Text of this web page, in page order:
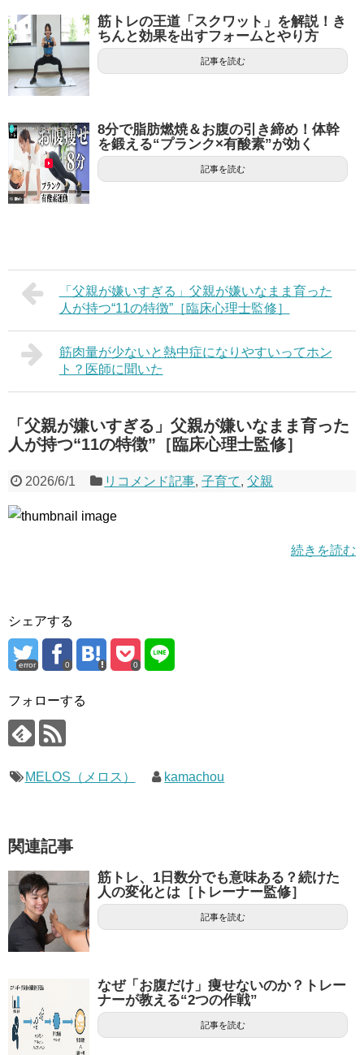
筋トレの王道「スクワット」を解説！き
ちんと効果を出すフォームとやり方
記事を読む
8分で脂肪燃焼＆お腹の引き締め！体幹
を鍛える“プランク×有酸素”が効く
記事を読む
「父親が嫌いすぎる」父親が嫌いなまま育った
人が持つ“11の特徴”［臨床心理士監修］
筋肉量が少ないと熱中症になりやすいってホン
ト？医師に聞いた
「父親が嫌いすぎる」父親が嫌いなまま育った
人が持つ“11の特徴”［臨床心理士監修］
2026/6/1 リコメンド記事,子育て,父親
続きを読む
シェアする
error 0 0
フォローする
MELOS（メロス） kamachou
関連記事
筋トレ、1日数分でも意味ある？続けた
人の変化とは［トレーナー監修］
記事を読む
なぜ「お腹だけ」痩せないのか？トレー
ナーが教える“2つの作戦”
記事を読む